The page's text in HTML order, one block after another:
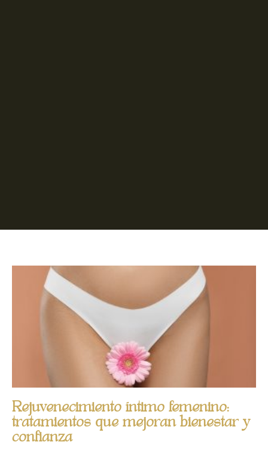
Rejuvenecimiento íntimo femenino:
tratamientos que mejoran bienestar y
confianza
Página
PáginaPáginaPáginaPágina